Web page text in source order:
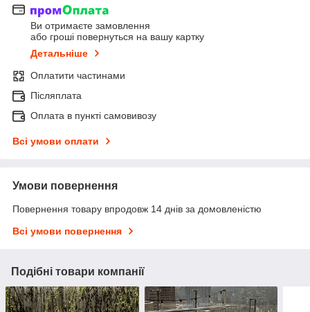
Ви отримаєте замовлення
або гроші повернуться на вашу картку
Детальніше
Оплатити частинами
Післяплата
Оплата в пункті самовивозу
Всі умови оплати
Умови повернення
Повернення товару впродовж 14 днів за домовленістю
Всі умови повернення
Подібні товари компанії